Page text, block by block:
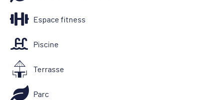
Espace fitness
Piscine
Terrasse
Parc